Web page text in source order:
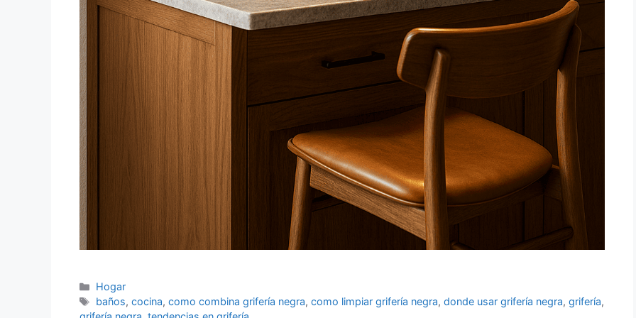
Categorías
Hogar
Etiquetas
baños,cocina,como combina grifería negra,como limpiar grifería negra,donde usar grifería negra,grifería,